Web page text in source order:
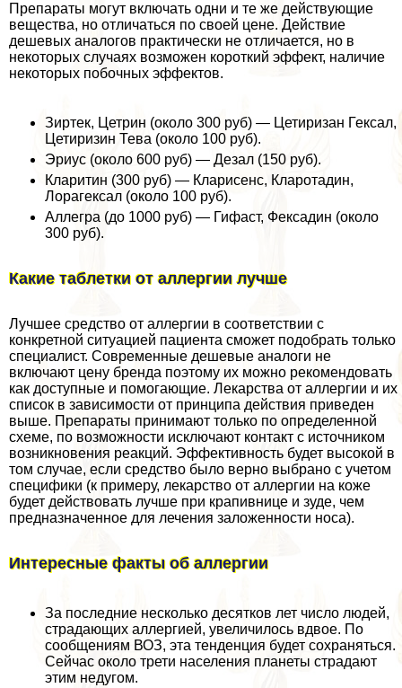
Препараты могут включать одни и те же действующие
вещества, но отличаться по своей цене. Действие
дешевых аналогов пpaктически не отличается, но в
некоторых случаях возможен короткий эффект, наличие
некоторых побочных эффектов.
Зиртек, Цетрин (около 300 руб) — Цетиризан Гексал,
Цетиризин Тева (около 100 руб).
Эриус (около 600 руб) — Дезал (150 руб).
Кларитин (300 руб) — Кларисенс, Кларотадин,
Лорагексал (около 100 руб).
Аллегра (до 1000 руб) — Гифаст, Фексадин (около
300 руб).
Какие таблетки от аллергии лучше
Лучшее средство от аллергии в соответствии с
конкретной ситуацией пациента сможет подобрать только
специалист. Современные дешевые аналоги не
включают цену бренда поэтому их можно рекомендовать
как доступные и помогающие. Лекарства от аллергии и их
список в зависимости от принципа действия приведен
выше. Препараты принимают только по определенной
схеме, по возможности исключают контакт с источником
возникновения реакций. Эффективность будет высокой в
том случае, если средство было верно выбрано с учетом
специфики (к примеру, лекарство от аллергии на коже
будет действовать лучше при крапивнице и зуде, чем
предназначенное для лечения заложенности носа).
Интересные факты об аллергии
За последние несколько десятков лет число людей,
страдающих аллергией, увеличилось вдвое. По
сообщениям ВОЗ, эта тенденция будет сохраняться.
Сейчас около трети населения планеты страдают
этим недугом.